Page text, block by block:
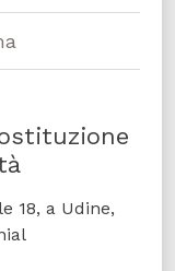
18, a Udine,